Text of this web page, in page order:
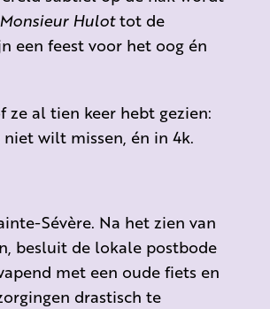
Hulottot de
een feest voor het oog én
al tien keer hebt gezien:
wilt missen, én in 4k.
Sévère. Na het zien van
besluit de lokale postbode
met een oude fiets en
drastisch te